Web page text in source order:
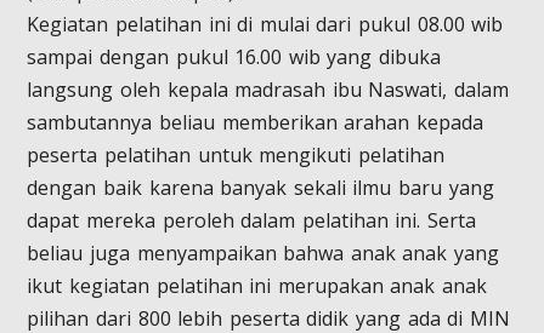
Kegiatan pelatihan ini di mulai dari pukul 08.00 wib
sampai dengan pukul 16.00 wib yang dibuka
langsung oleh kepala madrasah ibu Naswati, dalam
sambutannya beliau memberikan arahan kepada
peserta pelatihan untuk mengikuti pelatihan
dengan baik karena banyak sekali ilmu baru yang
dapat mereka peroleh dalam pelatihan ini. Serta
beliau juga menyampaikan bahwa anak anak yang
ikut kegiatan pelatihan ini merupakan anak anak
pilihan dari 800 lebih peserta didik yang ada di MIN